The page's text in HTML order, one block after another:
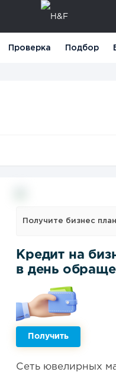
Проверка Подбор
Получите бизнес
Кредит на
в день
Получить
Сеть ювелирных